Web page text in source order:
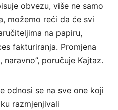
obvezu, više ne samo
možemo reći da će svi
na papiru,
fakturiranja. Promjena
poručuje Kajtaz.
odnosi se na sve one koji
razmjenjivali